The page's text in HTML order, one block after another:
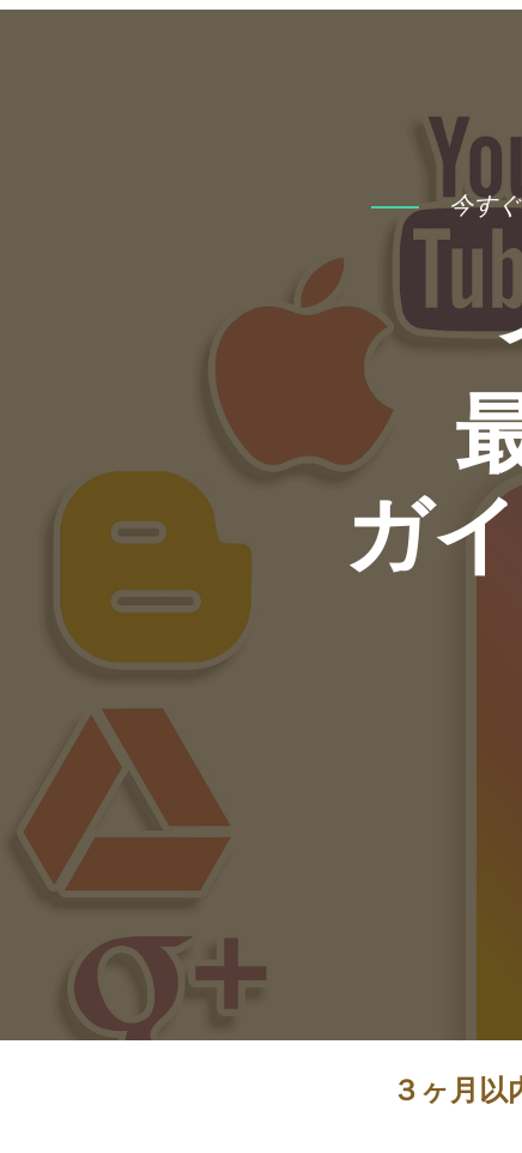
今す
ガ
３ヶ月以